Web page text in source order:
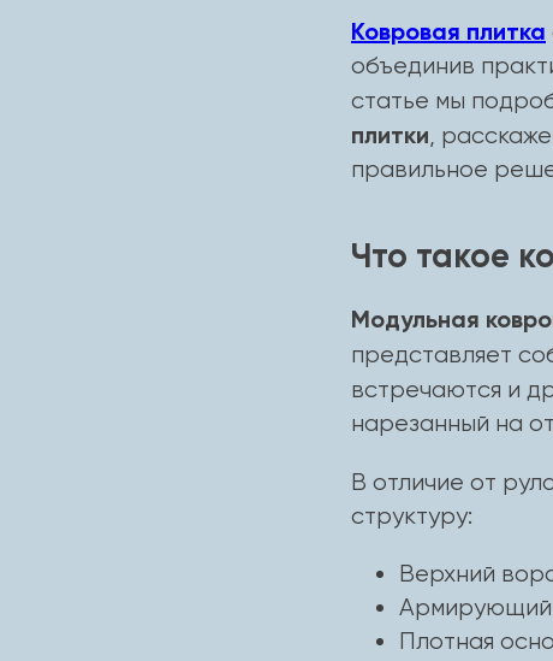
Ковровая плитка
объединив
статье мы
плитки,
правильное
Что такое
Модульная
представляет
встречаются и
нарезанный на
В отличие от
структуру:
Верхний
Армирующий
Плотная